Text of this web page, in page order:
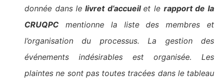
donnée dans le livret d’accueilet le rapport de la
CRUQPC mentionne la liste des membres et
l’organisation du processus. La gestion des
événements indésirables est organisée. Les
plaintes ne sont pas toutes tracées dans le tableau